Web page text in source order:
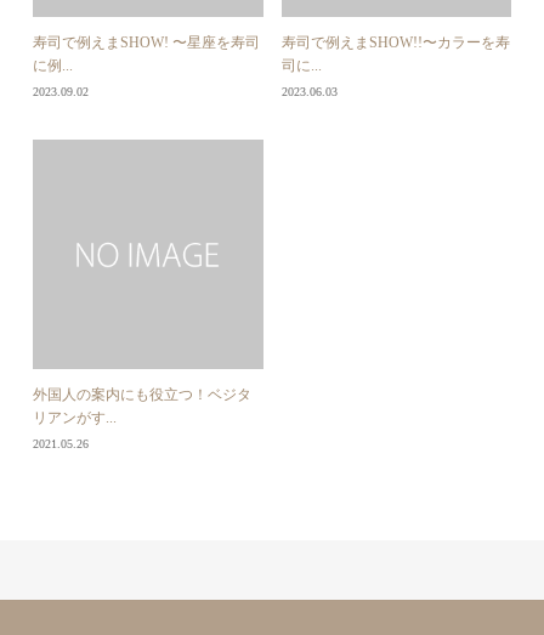
寿司で例えまSHOW! 〜星座を寿司
に例...
2023.09.02
寿司で例えまSHOW!!〜カラーを寿
司に...
2023.06.03
外国人の案内にも役立つ！ベジタ
リアンがす...
2021.05.26